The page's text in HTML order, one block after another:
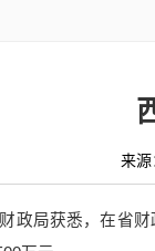
来
政局获悉，在省